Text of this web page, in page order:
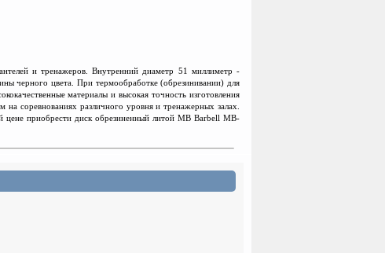
и тренажеров. Внутренний диаметр 51 миллиметр -
черного цвета. При термообработке (обрезинивании) для
материалы и высокая точность изготовления
соревнованиях различного уровня и тренажерных залах.
цене приобрести диск обрезиненный литой MB Barbell MB-